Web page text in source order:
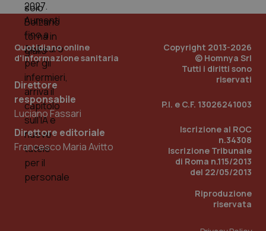
Quotidiano online
d'informazione sanitaria
Direttore
responsabile
Luciano Fassari
Direttore editoriale
Francesco Maria Avitto
Copyright 2013-2026
© Homnya Srl
Tutti i diritti sono
riservati
P.I. e C.F. 13026241003
Iscrizione al ROC
n.34308
Iscrizione Tribunale
di Roma n.115/2013
del 22/05/2013
Riproduzione
riservata
PHPSESSID
PHP.net
www.quotidianosanita.it